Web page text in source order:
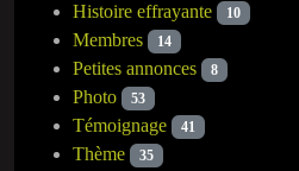
Histoire effrayante 10
Membres 14
Petites annonces 8
Photo 53
Témoignage 41
Thème 35